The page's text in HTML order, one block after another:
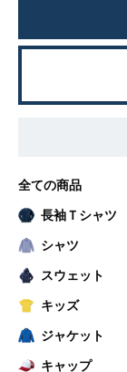
全ての商品
長袖Ｔシャツ
シャツ
スウェット
キッズ
ジャケット
キャップ